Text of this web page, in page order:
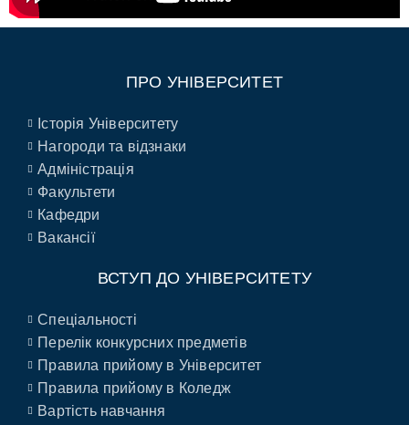
ПРО УНІВЕРСИТЕТ
Історія Університету
Нагороди та відзнаки
Адміністрація
Факультети
Кафедри
Вакансії
ВСТУП ДО УНІВЕРСИТЕТУ
Спеціальності
Перелік конкурсних предметів
Правила прийому в Університет
Правила прийому в Коледж
Вартість навчання